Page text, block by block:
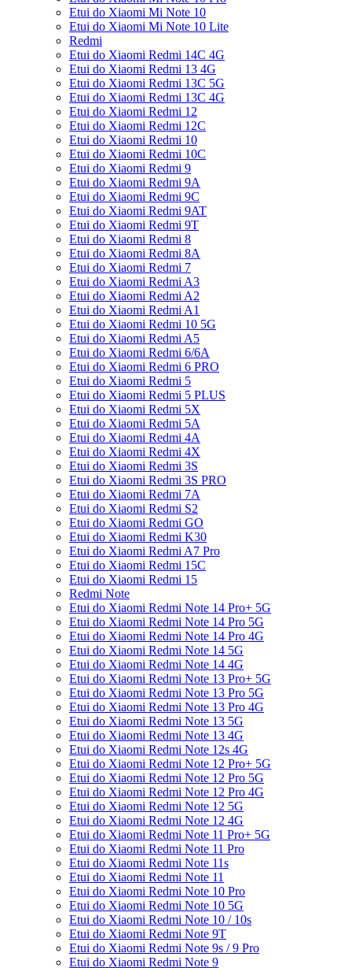
Etui do Xiaomi Mi Note 10
Etui do Xiaomi Mi Note 10 Lite
Redmi
Etui do Xiaomi Redmi 14C 4G
Etui do Xiaomi Redmi 13 4G
Etui do Xiaomi Redmi 13C 5G
Etui do Xiaomi Redmi 13C 4G
Etui do Xiaomi Redmi 12
Etui do Xiaomi Redmi 12C
Etui do Xiaomi Redmi 10
Etui do Xiaomi Redmi 10C
Etui do Xiaomi Redmi 9
Etui do Xiaomi Redmi 9A
Etui do Xiaomi Redmi 9C
Etui do Xiaomi Redmi 9AT
Etui do Xiaomi Redmi 9T
Etui do Xiaomi Redmi 8
Etui do Xiaomi Redmi 8A
Etui do Xiaomi Redmi 7
Etui do Xiaomi Redmi A3
Etui do Xiaomi Redmi A2
Etui do Xiaomi Redmi A1
Etui do Xiaomi Redmi 10 5G
Etui do Xiaomi Redmi A5
Etui do Xiaomi Redmi 6/6A
Etui do Xiaomi Redmi 6 PRO
Etui do Xiaomi Redmi 5
Etui do Xiaomi Redmi 5 PLUS
Etui do Xiaomi Redmi 5X
Etui do Xiaomi Redmi 5A
Etui do Xiaomi Redmi 4A
Etui do Xiaomi Redmi 4X
Etui do Xiaomi Redmi 3S
Etui do Xiaomi Redmi 3S PRO
Etui do Xiaomi Redmi 7A
Etui do Xiaomi Redmi S2
Etui do Xiaomi Redmi GO
Etui do Xiaomi Redmi K30
Etui do Xiaomi Redmi A7 Pro
Etui do Xiaomi Redmi 15C
Etui do Xiaomi Redmi 15
Redmi Note
Etui do Xiaomi Redmi Note 14 Pro+ 5G
Etui do Xiaomi Redmi Note 14 Pro 5G
Etui do Xiaomi Redmi Note 14 Pro 4G
Etui do Xiaomi Redmi Note 14 5G
Etui do Xiaomi Redmi Note 14 4G
Etui do Xiaomi Redmi Note 13 Pro+ 5G
Etui do Xiaomi Redmi Note 13 Pro 5G
Etui do Xiaomi Redmi Note 13 Pro 4G
Etui do Xiaomi Redmi Note 13 5G
Etui do Xiaomi Redmi Note 13 4G
Etui do Xiaomi Redmi Note 12s 4G
Etui do Xiaomi Redmi Note 12 Pro+ 5G
Etui do Xiaomi Redmi Note 12 Pro 5G
Etui do Xiaomi Redmi Note 12 Pro 4G
Etui do Xiaomi Redmi Note 12 5G
Etui do Xiaomi Redmi Note 12 4G
Etui do Xiaomi Redmi Note 11 Pro+ 5G
Etui do Xiaomi Redmi Note 11 Pro
Etui do Xiaomi Redmi Note 11s
Etui do Xiaomi Redmi Note 11
Etui do Xiaomi Redmi Note 10 Pro
Etui do Xiaomi Redmi Note 10 5G
Etui do Xiaomi Redmi Note 10 / 10s
Etui do Xiaomi Redmi Note 9T
Etui do Xiaomi Redmi Note 9s / 9 Pro
Etui do Xiaomi Redmi Note 9